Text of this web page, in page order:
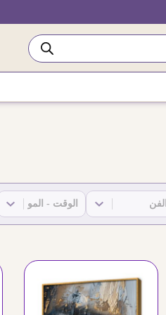
SA-(Art
Select
SA-(Time)-2
Select content